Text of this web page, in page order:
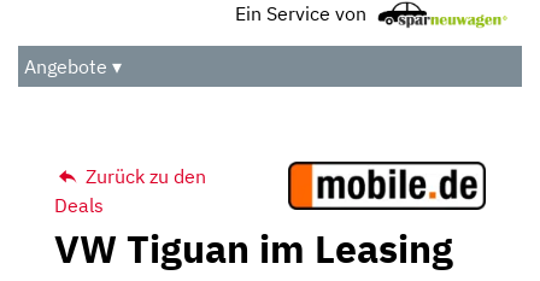
Audio
Das Beste
Ein Service von
Angebote ▾
Zurück zu den
Deals
VW Tiguan im Leasing